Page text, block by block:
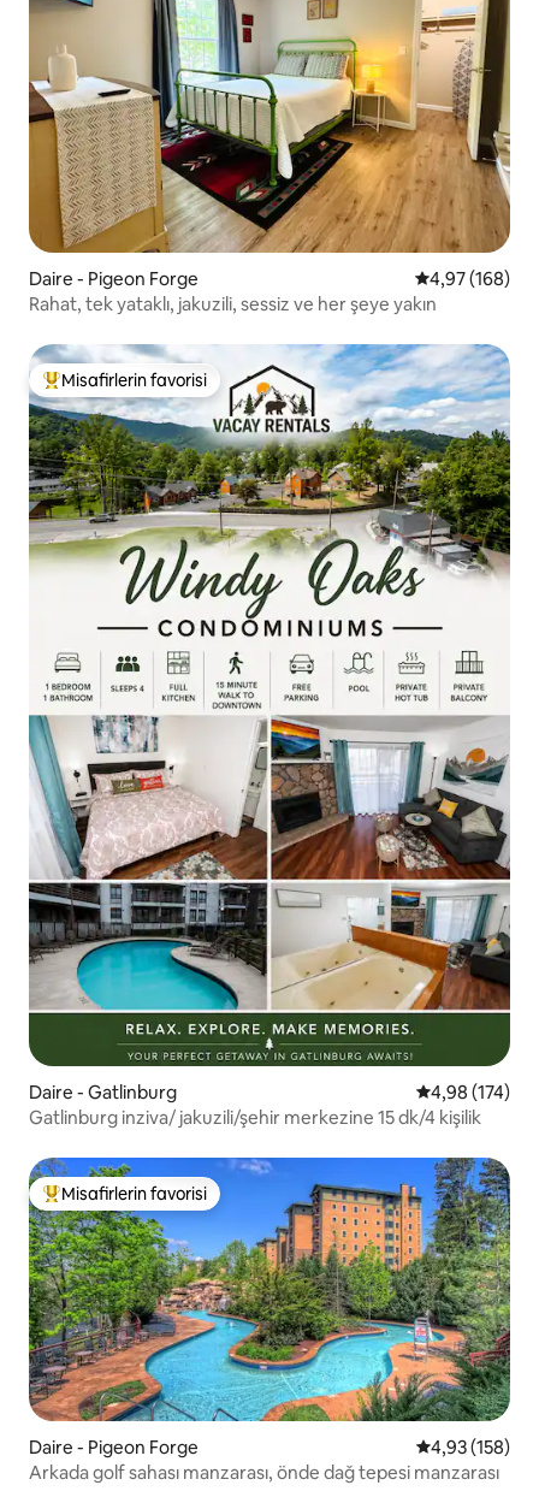
Daire - Pigeon Forge 5 üzerinden
4,97 (168)
Rahat, tek yataklı, jakuzili, sessiz ve her şeye yakın
Misafirlerin favorilerinden en beğenilenler arasında
Misafirlerin favorisi
Daire - Gatlinburg 5 üzerinden
4,98 (174)
Gatlinburg inziva/ jakuzili/şehir merkezine 15 dk/4 kişilik
Misafirlerin favorilerinden en beğenilenler arasında
Misafirlerin favorisi
Daire - Pigeon Forge 5 üzerinden
4,93 (158)
Arkada golf sahası manzarası, önde dağ tepesi manzarası